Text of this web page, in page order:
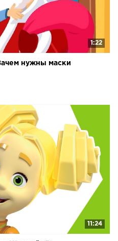
1:22
нужны маски
11:24